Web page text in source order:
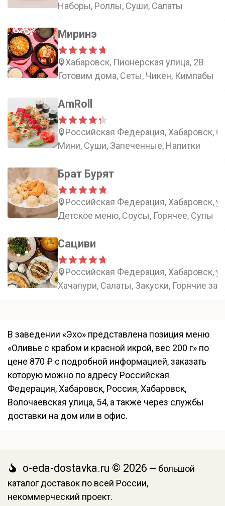
Наборы, Роллы, Суши, Салаты
Миринэ
Хабаровск, Пионерская улица, 2В
Готовим дома, Сеты, Чикен, Кимпабы
AmRoll
Российская Федерация, Хабаровск,
Мини, Суши, Запеченные, Напитки
Брат Бурят
Российская Федерация, Хабаровск,
Детское меню, Соусы, Горячее, Супы
Сациви
Российская Федерация, Хабаровск,
Хачапури, Салаты, Закуски, Горячие
В заведении «Эхо» представлена позиция меню
«Оливье с крабом и красной икрой, вес 200 г» по
цене 870 ₽ с подробной информацией, заказать
которую можно по адресу Российская
Федерация, Хабаровск, Россия, Хабаровск,
Волочаевская улица, 54, а также через службы
доставки на дом или в офис.
o-eda-dostavka.ru © 2026 — большой
каталог доставок по всей России,
некоммерческий проект.